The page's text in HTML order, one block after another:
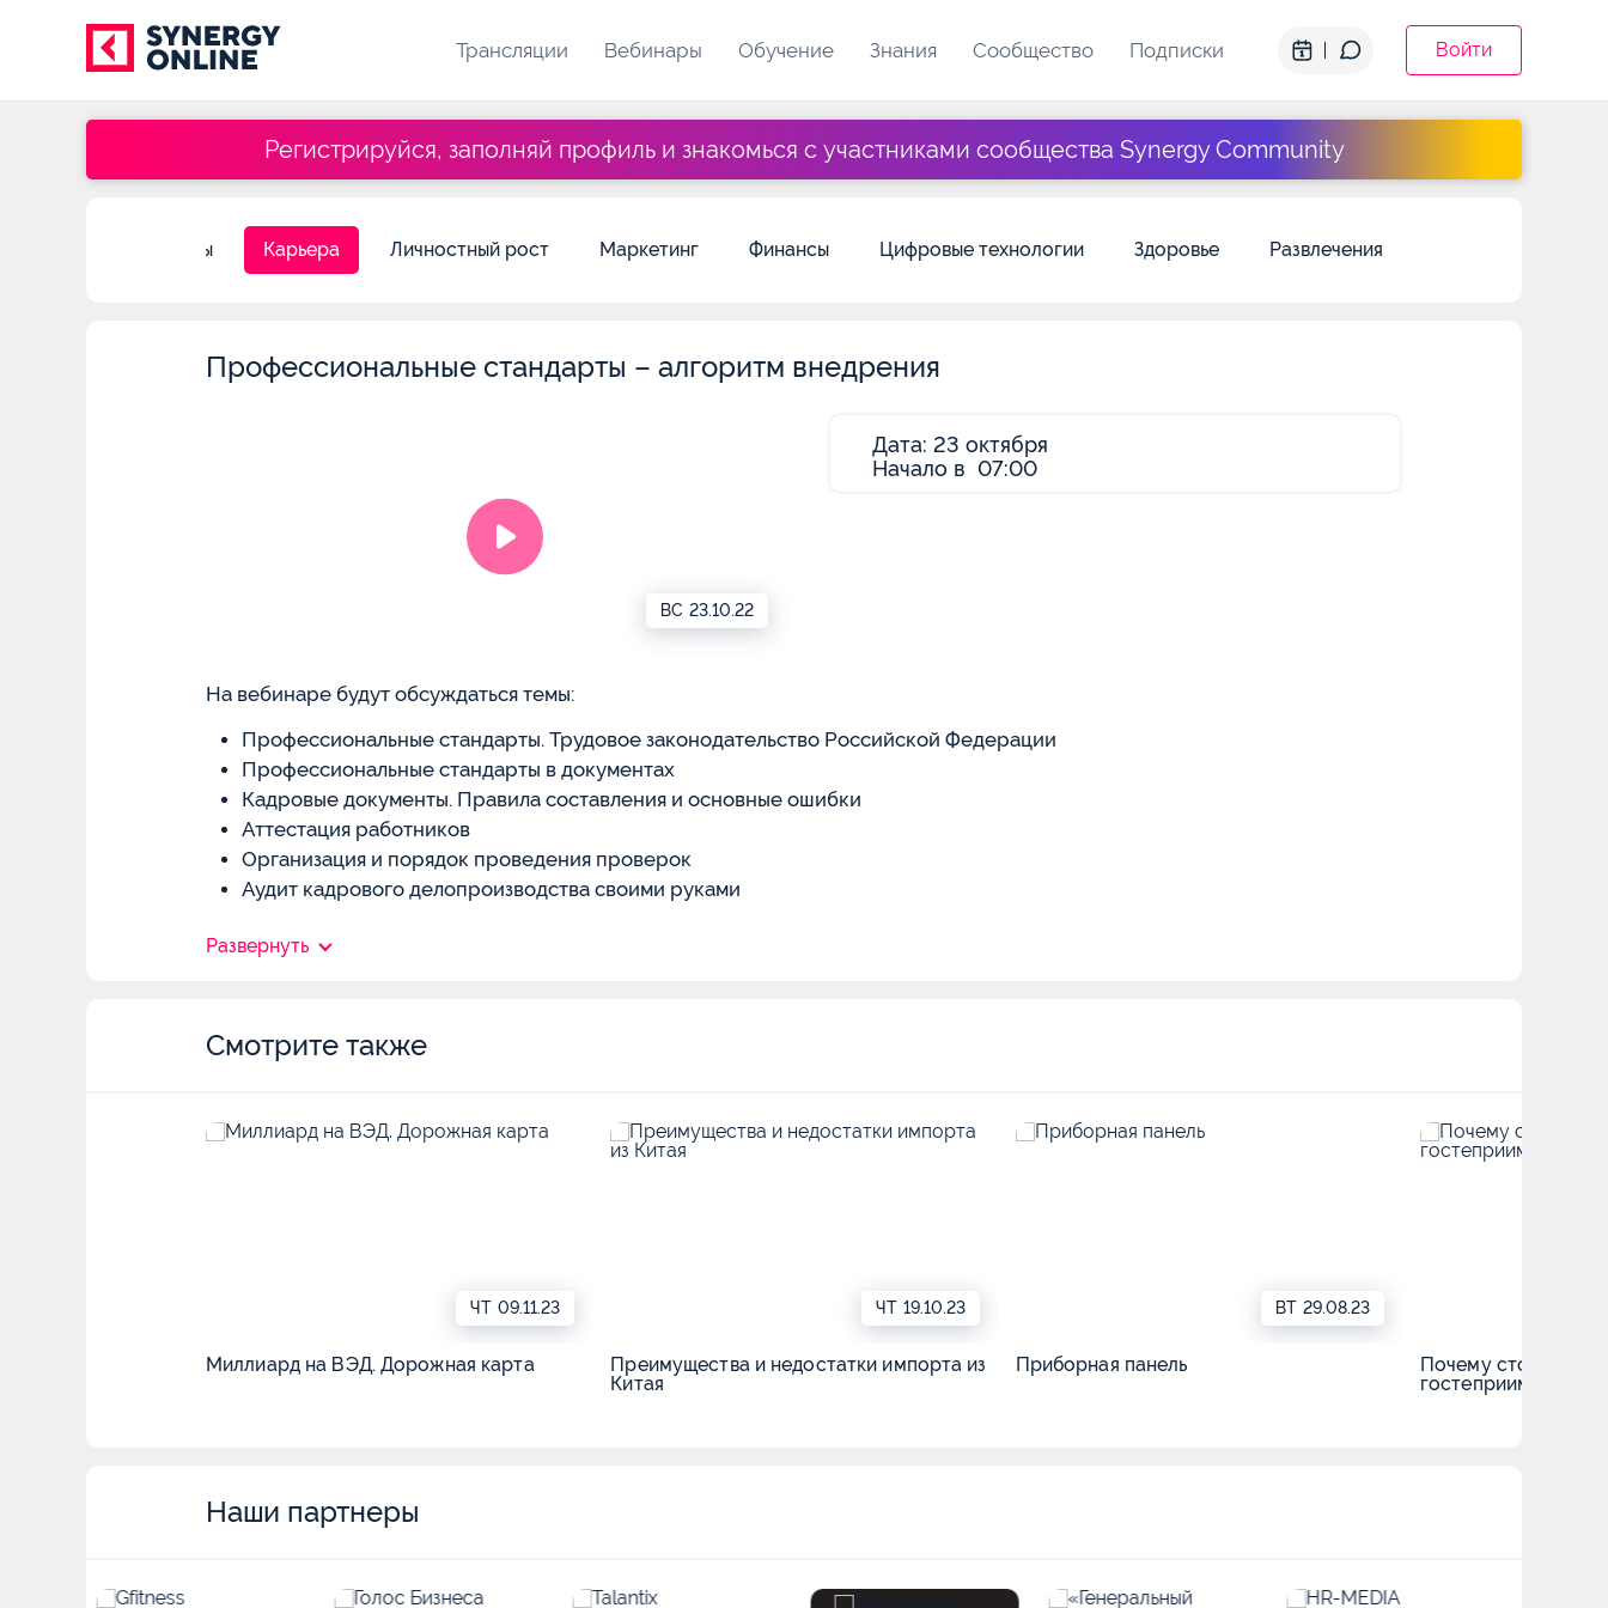
Трансляции Вебинары Обучение Знания Сообщество Подписки Войти
Регистрируйся, заполняй профиль и знакомься с участниками сообщества Synergy Community
Бестселлеры Карьера Личностный рост Маркетинг Финансы Цифровые технологии Здоровье Развлечения
Профессиональные стандарты – алгоритм внедрения
ВС 23.10.22
Дата: 23 октября
Начало в 07:00
На вебинаре будут обсуждаться темы:
Профессиональные стандарты. Трудовое законодательство Российской Федерации
Профессиональные стандарты в документах
Кадровые документы. Правила составления и основные ошибки
Аттестация работников
Организация и порядок проведения проверок
Аудит кадрового делопроизводства своими руками
Развернуть
Смотрите также
ЧТ 09.11.23
Миллиард на ВЭД. Дорожная карта
ЧТ 19.10.23
Преимущества и недостатки импорта из
Китая
ВТ 29.08.23
Приборная панель
Почему стоит
гостеприимства?
Наши партнеры